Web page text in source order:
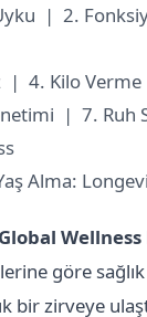
| 2.
| 4. Kilo
| 7. Ruh
Alma:
Global
göre
bir zirveye